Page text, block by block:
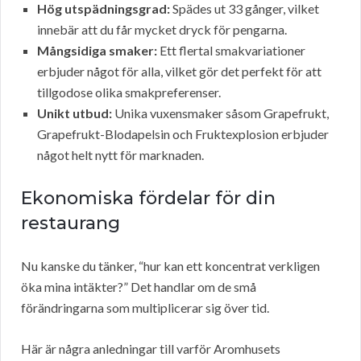
Hög utspädningsgrad:Spädes ut 33 gånger, vilket
innebär att du får mycket dryck för pengarna.
Mångsidiga smaker: Ett flertal smakvariationer
erbjuder något för alla, vilket gör det perfekt för att
tillgodose olika smakpreferenser.
Unikt utbud: Unika vuxensmaker såsom Grapefrukt,
Grapefrukt-Blodapelsin och Fruktexplosion erbjuder
något helt nytt för marknaden.
Ekonomiska fördelar för din
restaurang
Nu kanske du tänker, “hur kan ett koncentrat verkligen
öka mina intäkter?” Det handlar om de små
förändringarna som multiplicerar sig över tid.
Här är några anledningar till varför Aromhusets